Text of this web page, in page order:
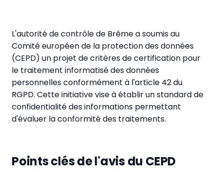
L'autorité de contrôle de Brême a soumis au
Comité européen de la protection des données
(CEPD) un projet de critères de certification pour
le traitement informatisé des données
personnelles conformément à l'article 42 du
RGPD. Cette initiative vise à établir un standard de
confidentialité des informations permettant
d'évaluer la conformité des traitements.
Points clés de l'avis du CEPD